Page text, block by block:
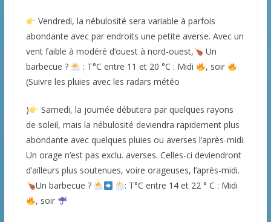
Vendredi, la nébulosité sera variable à parfois
abondante avec par endroits une petite averse. Avec un
vent faible à modéré d’ouest à nord-ouest,
Un
barbecue ?
: T°C entre 11 et 20 °C : Midi
, soir
(Suivre les pluies avec les radars météo
)
Samedi, la journée débutera par quelques rayons
de soleil, mais la nébulosité deviendra rapidement plus
abondante avec quelques pluies ou averses l’après-midi.
Un orage n’est pas exclu. averses. Celles-ci deviendront
d’ailleurs plus soutenues, voire orageuses, l’après-midi.
Un barbecue ?
: T°C entre 14 et 22 ° C : Midi
, soir